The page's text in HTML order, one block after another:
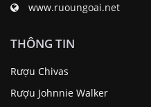
www.ruoungoai.net
THÔNG TIN
Rượu Chivas
Rượu Johnnie Walker